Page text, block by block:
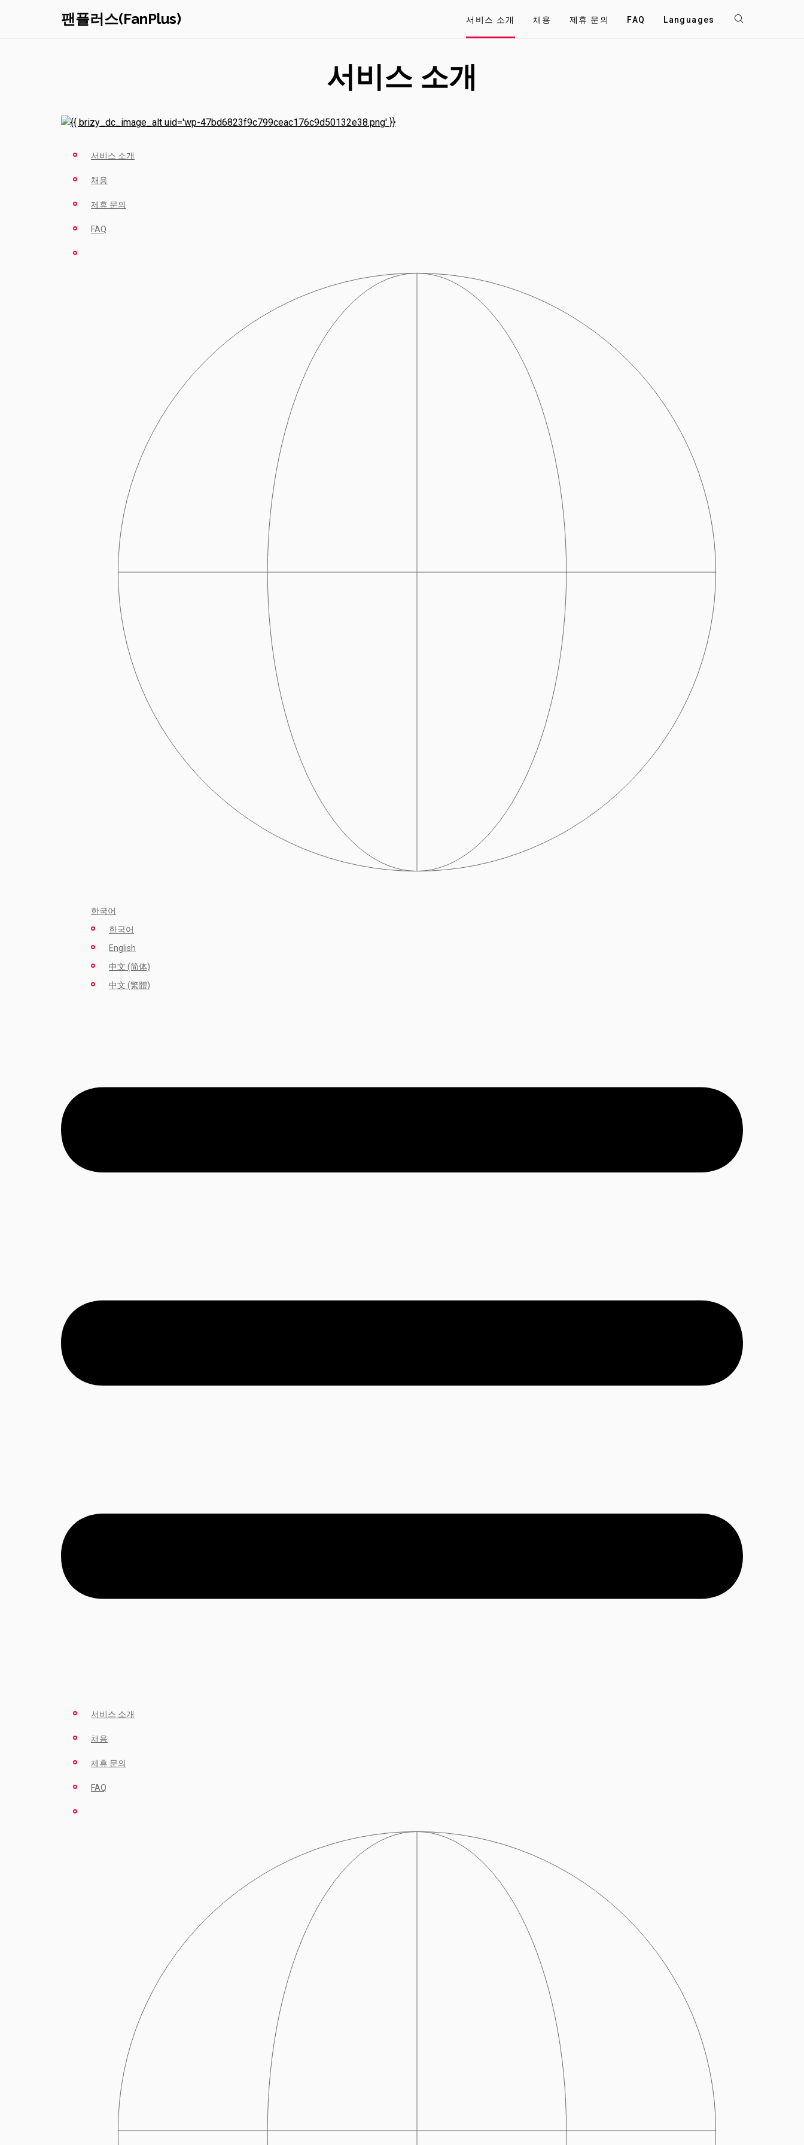
팬플러스(FanPlus) 서비스 소개 채용 제휴 문의 FAQ Languages
서비스 소개
서비스 소개
채용
제휴 문의
FAQ
한국어
한국어
English
中文 (简体)
中文 (繁體)
서비스 소개
채용
제휴 문의
FAQ